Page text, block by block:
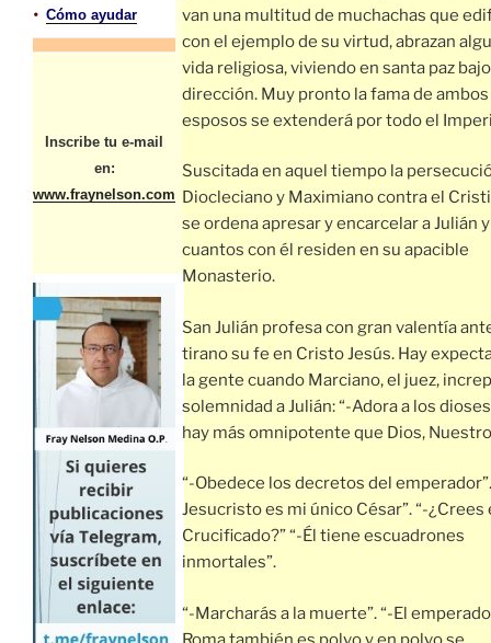
• Cómo ayudar
Inscribe tu e-mail
en:
www.fraynelson.com
van una multitud de muchachas que
con el ejemplo de su virtud, abrazan
vida religiosa, viviendo en santa paz
dirección. Muy pronto la fama de ambos
esposos se extenderá por todo el
Suscitada en aquel tiempo la
Diocleciano y Maximiano contra el
se ordena apresar y encarcelar a Julián
cuantos con él residen en su apacible
Monasterio.
San Julián profesa con gran valentía
tirano su fe en Cristo Jesús. Hay
la gente cuando Marciano, el juez,
solemnidad a Julián: “-Adora a los
hay más omnipotente que Dios,
“-Obedece los decretos del
Jesucristo es mi único César”. “-¿Crees
Crucificado?” “-Él tiene escuadrones
inmortales”.
“-Marcharás a la muerte”. “-El